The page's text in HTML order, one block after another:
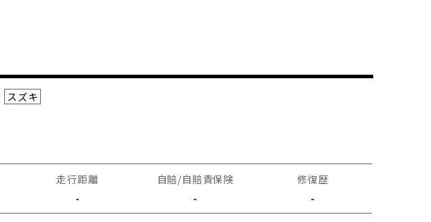
スズキ
走行距離
-
自賠/自賠責保険
-
修復歴
-